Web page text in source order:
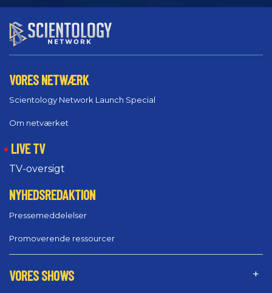
VORES NETWÆRK
Scientology Network Launch Special
Om netværket
LIVE TV
TV-oversigt
NYHEDSREDAKTION
Pressemeddelelser
Promoverende ressourcer
VORES SHOWS